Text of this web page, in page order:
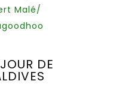
Malé/
DE